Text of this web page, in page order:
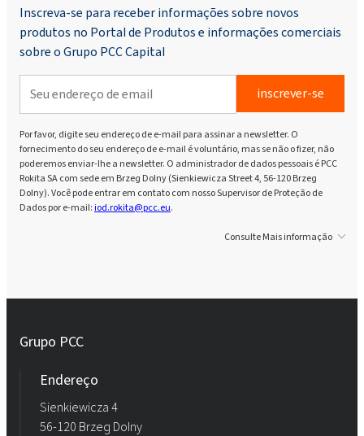
Inscreva-se para receber informações sobre novos
produtos no Portal de Produtos e informações comerciais
sobre o Grupo PCC Capital
inscrever-se
Por favor, digite seu endereço de e-mail para assinar a newsletter. O
fornecimento do seu endereço de e-mail é voluntário, mas se não o fizer, não
poderemos enviar-lhe a newsletter. O administrador de dados pessoais é PCC
Rokita SA com sede em Brzeg Dolny (Sienkiewicza Street 4, 56-120 Brzeg
Dolny). Você pode entrar em contato com nosso Supervisor de Proteção de
Dados por e-mail:iod.rokita@pcc.eu.
Consulte Mais informação
Grupo PCC
Endereço
Sienkiewicza 4
56-120 Brzeg Dolny